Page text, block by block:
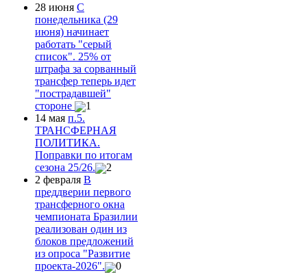
28 июня С
понедельника (29
июня) начинает
работать "серый
список". 25% от
штрафа за сорванный
трансфер теперь идет
"пострадавшей"
стороне
1
14 мая п.5.
ТРАНСФЕРНАЯ
ПОЛИТИКА.
Поправки по итогам
сезона 25/26.
2
2 февраля В
преддверии первого
трансферного окна
чемпионата Бразилии
реализован один из
блоков предложений
из опроса "Развитие
проекта-2026".
0